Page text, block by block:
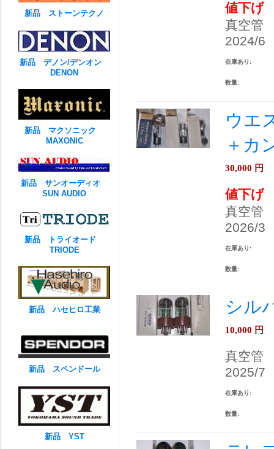
値下げ
真空管
2024/6
在庫あり:
数量:
ウエ
＋カ
30,000 円
値下げ
真空管
2026/3
在庫あり:
数量:
シル
10,000 円
真空管
2025/7
在庫あり:
数量:
新品 ストーンテクノ
新品 デノン/デンオン
DENON
新品 マクソニック
MAXONIC
新品 サンオーディオ
SUN AUDIO
新品 トライオード
TRIODE
新品 ハセヒロ工業
新品 スペンドール
新品 YST